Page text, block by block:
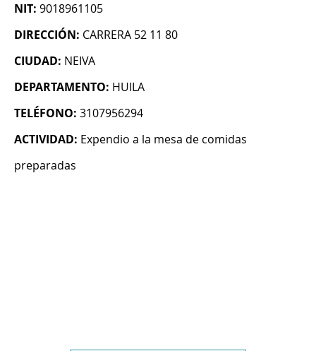
NIT: 9018961105
DIRECCIÓN: CARRERA 52 11 80
CIUDAD: NEIVA
DEPARTAMENTO: HUILA
TELÉFONO: 3107956294
ACTIVIDAD: Expendio a la mesa de comidas
preparadas